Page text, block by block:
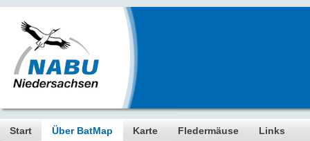
Start Über BatMap Karte Fledermäuse Links